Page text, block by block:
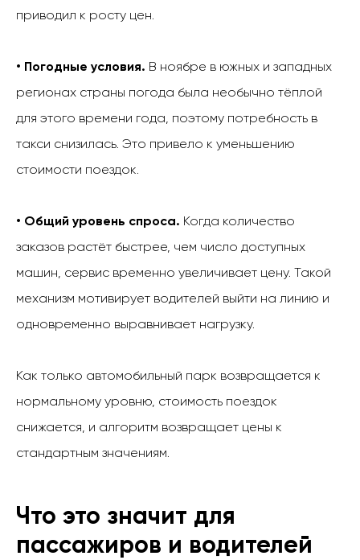
приводил к росту цен.
• Погодные условия. В ноябре в южных и западных
регионах страны погода была необычно тёплой
для этого времени года, поэтому потребность в
такси снизилась. Это привело к уменьшению
стоимости поездок.
• Общий уровень спроса. Когда количество
заказов растёт быстрее, чем число доступных
машин, сервис временно увеличивает цену. Такой
механизм мотивирует водителей выйти на линию и
одновременно выравнивает нагрузку.
Как только автомобильный парк возвращается к
нормальному уровню, стоимость поездок
снижается, и алгоритм возвращает цены к
стандартным значениям.
Что это значит для
пассажиров и водителей